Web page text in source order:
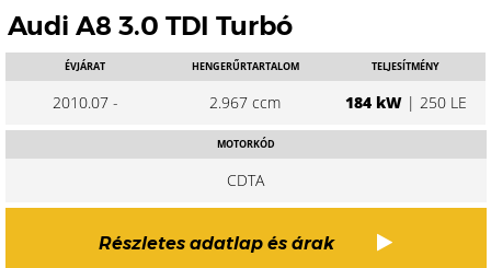
Audi A8 3.0 TDI Turbó
ÉVJÁRAT
2010.07 -
HENGERŰRTARTALOM
2.967 ccm
TELJESÍTMÉNY
184 kW| 250 LE
MOTORKÓD
CDTA
Részletes adatlap és árak